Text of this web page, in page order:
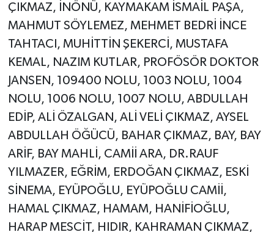
ÇIKMAZ, İNÖNÜ, KAYMAKAM İSMAİL PAŞA,
MAHMUT SÖYLEMEZ, MEHMET BEDRİ İNCE
TAHTACI, MUHİTTİN ŞEKERCİ, MUSTAFA
KEMAL, NAZIM KUTLAR, PROFÖSÖR DOKTOR
JANSEN, 109400 NOLU, 1003 NOLU, 1004
NOLU, 1006 NOLU, 1007 NOLU, ABDULLAH
EDİP, ALİ ÖZALGAN, ALİ VELİ ÇIKMAZ, AYSEL
ABDULLAH ÖĞÜCÜ, BAHAR ÇIKMAZ, BAY, BAY
ARİF, BAY MAHLİ, CAMİİ ARA, DR.RAUF
YILMAZER, EĞRİM, ERDOĞAN ÇIKMAZ, ESKİ
SİNEMA, EYÜPOĞLU, EYÜPOĞLU CAMİİ,
HAMAL ÇIKMAZ, HAMAM, HANİFİOĞLU,
HARAP MESCİT, HIDIR, KAHRAMAN ÇIKMAZ,